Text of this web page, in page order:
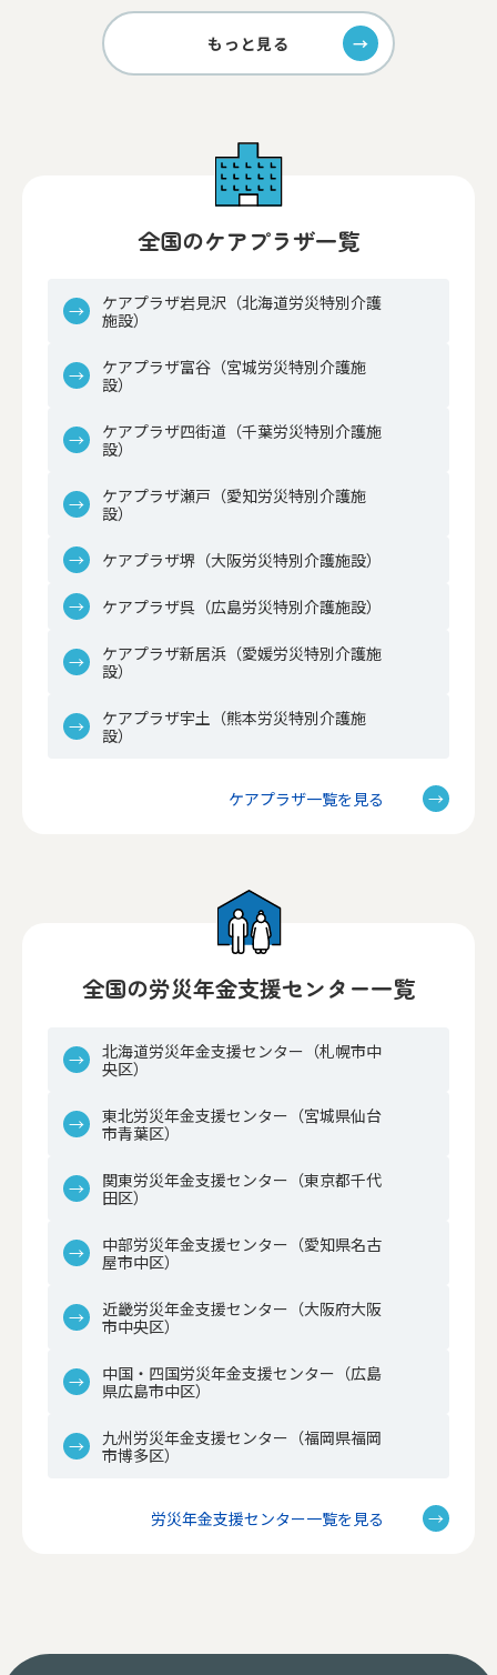
もっと見る
全国のケアプラザ一覧
ケアプラザ岩見沢（北海道労災特別介護
施設）
ケアプラザ富谷（宮城労災特別介護施
設）
ケアプラザ四街道（千葉労災特別介護施
設）
ケアプラザ瀬戸（愛知労災特別介護施
設）
ケアプラザ堺（大阪労災特別介護施設）
ケアプラザ呉（広島労災特別介護施設）
ケアプラザ新居浜（愛媛労災特別介護施
設）
ケアプラザ宇土（熊本労災特別介護施
設）
ケアプラザ一覧を見る
全国の労災年金支援センター一覧
北海道労災年金支援センター（札幌市中
央区）
東北労災年金支援センター（宮城県仙台
市青葉区）
関東労災年金支援センター（東京都千代
田区）
中部労災年金支援センター（愛知県名古
屋市中区）
近畿労災年金支援センター（大阪府大阪
市中央区）
中国・四国労災年金支援センター（広島
県広島市中区）
九州労災年金支援センター（福岡県福岡
市博多区）
労災年金支援センター一覧を見る